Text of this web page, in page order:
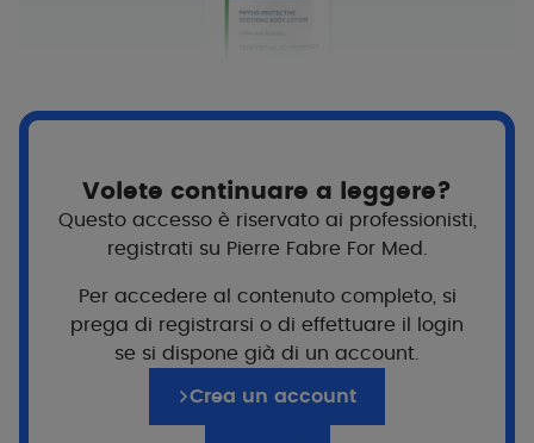
Volete continuare a leggere?
Questo accesso è riservato ai professionisti,
registrati su Pierre Fabre For Med.
Per accedere al contenuto completo, si
prega di registrarsi o di effettuare il login
se si dispone già di un account.
Crea un account